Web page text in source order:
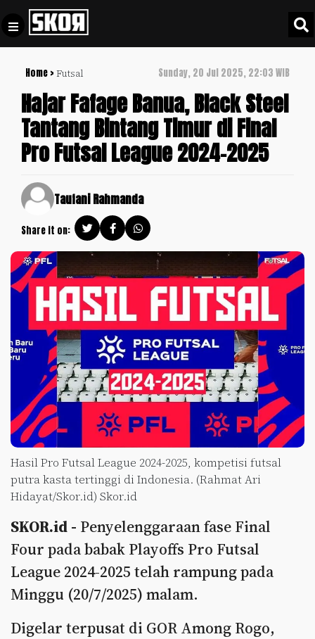
Home > Futsal Sunday, 20 Jul 2025, 22:03 WIB
Hajar Fafage Banua, Black Steel
Tantang Bintang Timur di Final
Pro Futsal League 2024-2025
Taufani Rahmanda
Share it on:
Hasil Pro Futsal League 2024-2025, kompetisi futsal
putra kasta tertinggi di Indonesia. (Rahmat Ari
Hidayat/Skor.id) Skor.id
SKOR.id - Penyelenggaraan fase Final
Four pada babak Playoffs Pro Futsal
League 2024-2025 telah rampung pada
Minggu (20/7/2025) malam.
Digelar terpusat di GOR Among Rogo,
Football +
Culture +
Update
Indonesia
SKOR
SPECIAL
Video
Policy
Pedoman
Pemberitaan
Media
Disclaimer
Tentang
Kami